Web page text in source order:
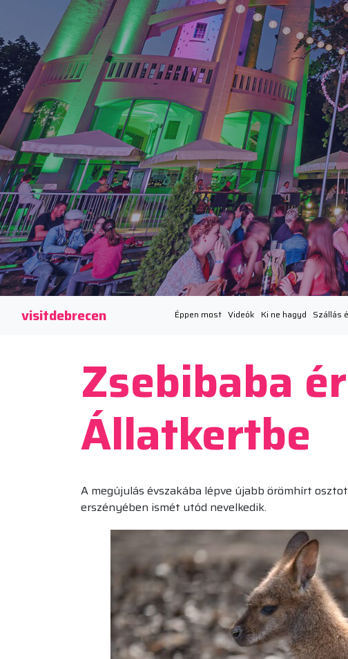
visitdebrecen Éppen most Videók Ki ne hagyd Szállás
Zsebibaba
Állatkertbe
A megújulás évszakába lépve újabb örömhírt
erszényében ismét utód nevelkedik.